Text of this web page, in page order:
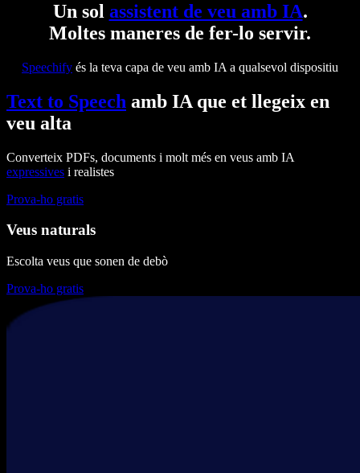
Un sol assistent de veu amb IA.
Moltes maneres de fer-lo servir.
Speechify és la teva capa de veu amb IA a qualsevol dispositiu
Text to Speech amb IA que et llegeix en
veu alta
Converteix PDFs, documents i molt més en veus amb IA
expressives i realistes
Prova-ho gratis
Veus naturals
Escolta veus que sonen de debò
Prova-ho gratis